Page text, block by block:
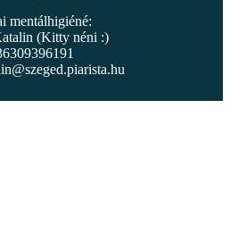
mentálhigiéné:
(Kitty néni :)